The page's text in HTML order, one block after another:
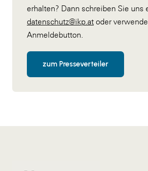
erhalten? Dann schreiben Sie uns
datenschutz@ikp.at oder
Anmeldebutton.
zum Presseverteiler